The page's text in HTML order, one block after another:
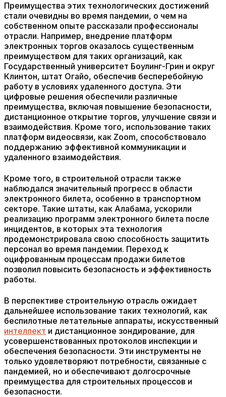
Преимущества этих технологических достижений
стали очевидны во время пандемии, о чем на
собственном опыте рассказали профессионалы
отрасли. Например, внедрение платформ
электронных торгов оказалось существенным
преимуществом для таких организаций, как
Государственный университет Боулинг-Грин и округ
Клинтон, штат Огайо, обеспечив бесперебойную
работу в условиях удаленного доступа. Эти
цифровые решения обеспечили различные
преимущества, включая повышение безопасности,
дистанционное открытие торгов, улучшение связи и
взаимодействия. Кроме того, использование таких
платформ видеосвязи, как Zoom, способствовало
поддержанию эффективной коммуникации и
удаленного взаимодействия.
Кроме того, в строительной отрасли также
наблюдался значительный прогресс в области
электронного билета, особенно в транспортном
секторе. Такие штаты, как Алабама, ускорили
реализацию программ электронного билета после
инцидентов, в которых эта технология
продемонстрировала свою способность защитить
персонал во время пандемии. Переход к
оцифрованным процессам продажи билетов
позволил повысить безопасность и эффективность
работы.
В перспективе строительную отрасль ожидает
дальнейшее использование таких технологий, как
беспилотные летательные аппараты, искусственный
интеллект и дистанционное зондирование, для
усовершенствованных протоколов инспекции и
обеспечения безопасности. Эти инструменты не
только удовлетворяют потребности, связанные с
пандемией, но и обеспечивают долгосрочные
преимущества для строительных процессов и
безопасности.